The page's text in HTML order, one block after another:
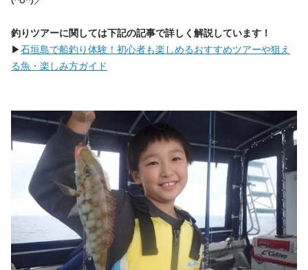
釣りツアーに関しては下記の記事で詳しく解説しています！
▶石垣島で船釣り体験！初心者も楽しめるおすすめツアーや狙え
る魚・楽しみ方ガイド